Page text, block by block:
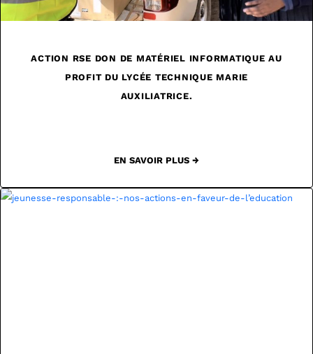
ACTION RSE DON DE MATÉRIEL INFORMATIQUE AU
PROFIT DU LYCÉE TECHNIQUE MARIE
AUXILIATRICE.
EN SAVOIR PLUS →